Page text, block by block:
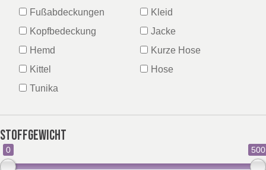
Discover
BELGIUM,
DENMARK,
ICELAND,
NORWAY &
UK, NORTHERN
REPUBLIC OF
IRELAND
Fußabdeckungen
Kleid
Kopfbedeckung
Jacke
Hemd
Kurze Hose
Kittel
Hose
Tunika
Stoffgewicht
0 500